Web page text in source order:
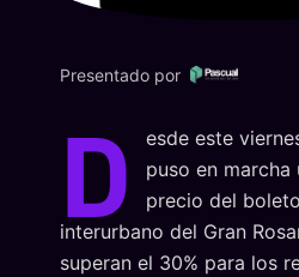
Presentado por
D
esde este
puso en marcha
precio del
interurbano del Gran
superan el 30% para los